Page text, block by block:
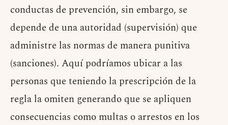
conductas de prevención, sin embargo, se
depende de una autoridad (supervisión) que
administre las normas de manera punitiva
(sanciones). Aquí podríamos ubicar a las
personas que teniendo la prescripción de la
regla la omiten generando que se apliquen
consecuencias como multas o arrestos en los